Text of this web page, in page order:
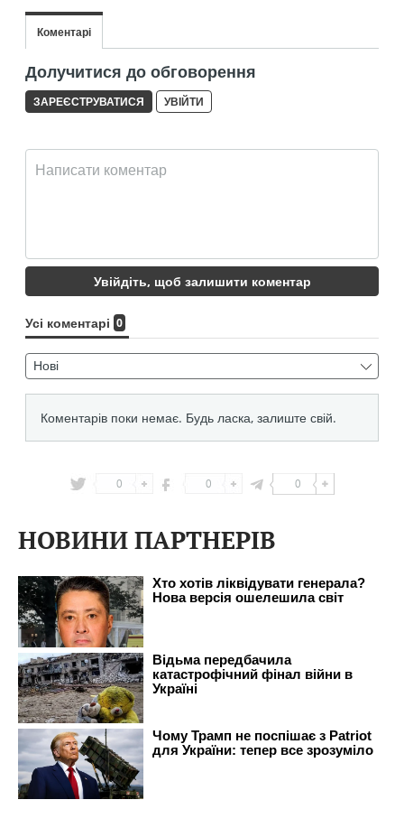
0 0 0
НОВИНИ ПАРТНЕРІВ